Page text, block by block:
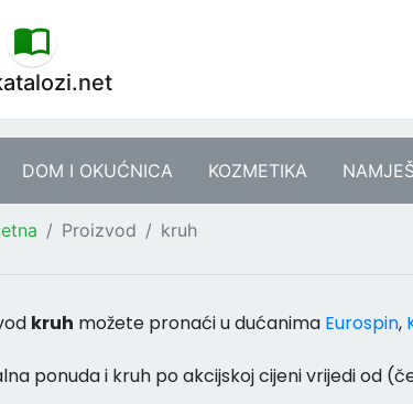
DOM I OKUĆNICA KOZMETIKA
Proizvod kruh
kruh možete pronaći u dućanima Eurospin,
ponuda i kruh po akcijskoj cijeni vrijedi od